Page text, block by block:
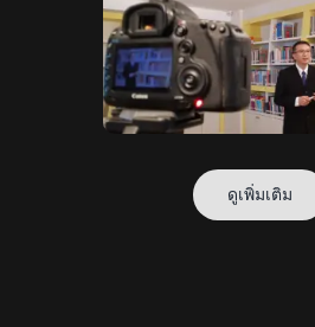
ดูเพิ่มเติม